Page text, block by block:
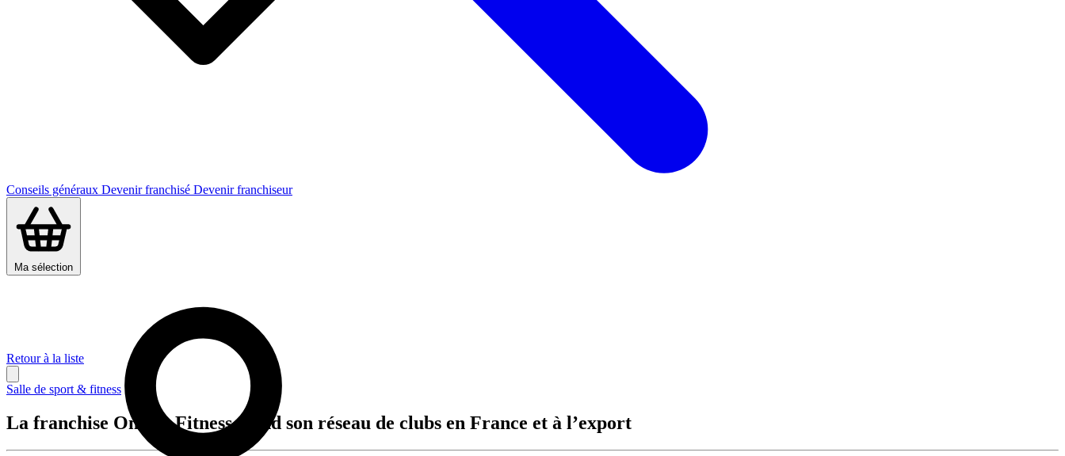
Conseils généraux Devenir franchisé Devenir franchiseur
Ma sélection
Retour à la liste
Salle de sport & fitness
La franchise On Air Fitness étend son réseau de clubs en France et à l’export